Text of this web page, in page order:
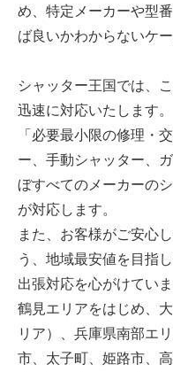
め、特定メーカーや型
ば良いかわからないケ
シャッター王国では、
迅速に対応いたします。
「必要最小限の修理・
ー、手動シャッター、
ぼすべてのメーカーの
が対応します。
また、お客様がご安心
う、地域最安値を目指
出張対応を心がけていま
鶴見エリアをはじめ、
リア）、兵庫県南部エ
市、太子町、姫路市、